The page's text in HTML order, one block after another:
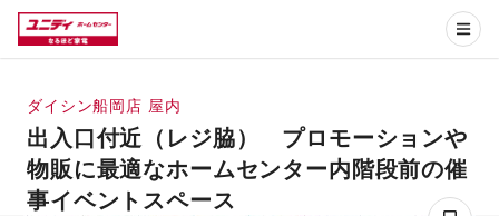
ダイシン船岡店 屋内
出入口付近（レジ脇） プロモーションや
物販に最適なホームセンター内階段前の催
事イベントスペース